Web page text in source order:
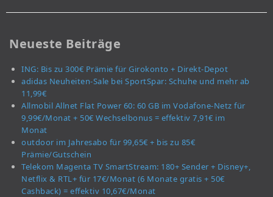
Neueste Beiträge
ING: Bis zu 300€ Prämie für Girokonto + Direkt-Depot
adidas Neuheiten-Sale bei SportSpar: Schuhe und mehr ab
11,99€
Allmobil Allnet Flat Power 60: 60 GB im Vodafone-Netz für
9,99€/Monat + 50€ Wechselbonus = effektiv 7,91€ im
Monat
outdoor im Jahresabo für 99,65€ + bis zu 85€
Prämie/Gutschein
Telekom Magenta TV SmartStream: 180+ Sender + Disney+,
Netflix & RTL+ für 17€/Monat (6 Monate gratis + 50€
Cashback) = effektiv 10,67€/Monat